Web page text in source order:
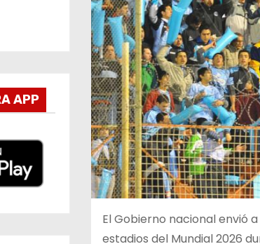
APP
El Gobierno nacional envió
estadios del Mundial 2026